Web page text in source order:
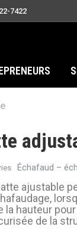
7422
Échafaud –
ajustable
la hauteur
de la